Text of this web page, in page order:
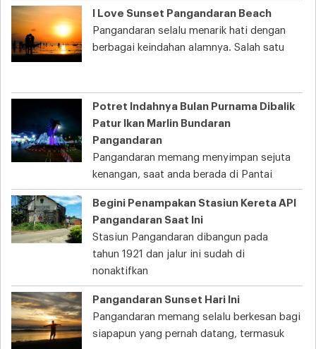
I Love Sunset Pangandaran Beach
Pangandaran selalu menarik hati dengan
berbagai keindahan alamnya. Salah satu
Potret Indahnya Bulan Purnama Dibalik
Patur Ikan Marlin Bundaran
Pangandaran
Pangandaran memang menyimpan sejuta
kenangan, saat anda berada di Pantai
Begini Penampakan Stasiun Kereta API
Pangandaran Saat Ini
Stasiun Pangandaran dibangun pada
tahun 1921 dan jalur ini sudah di
nonaktifkan
Pangandaran Sunset Hari Ini
Pangandaran memang selalu berkesan bagi
siapapun yang pernah datang, termasuk